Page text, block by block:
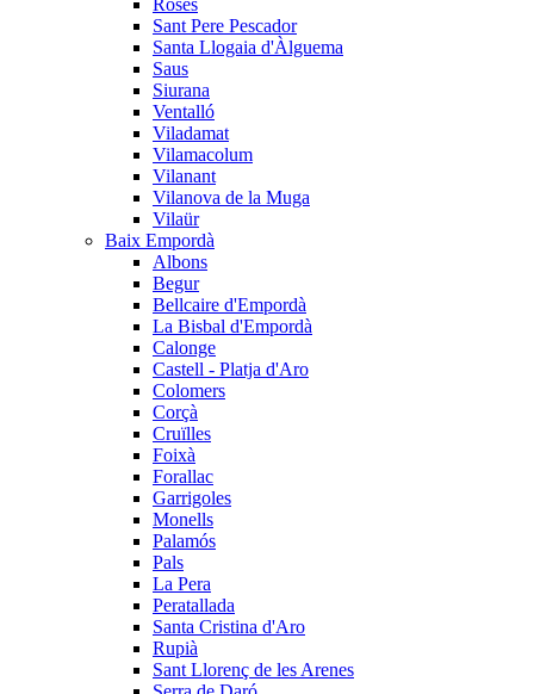
Roses
Sant Pere Pescador
Santa Llogaia d'Àlguema
Saus
Siurana
Ventalló
Viladamat
Vilamacolum
Vilanant
Vilanova de la Muga
Vilaür
Baix Empordà
Albons
Begur
Bellcaire d'Empordà
La Bisbal d'Empordà
Calonge
Castell - Platja d'Aro
Colomers
Corçà
Cruïlles
Foixà
Forallac
Garrigoles
Monells
Palamós
Pals
La Pera
Peratallada
Santa Cristina d'Aro
Rupià
Sant Llorenç de les Arenes